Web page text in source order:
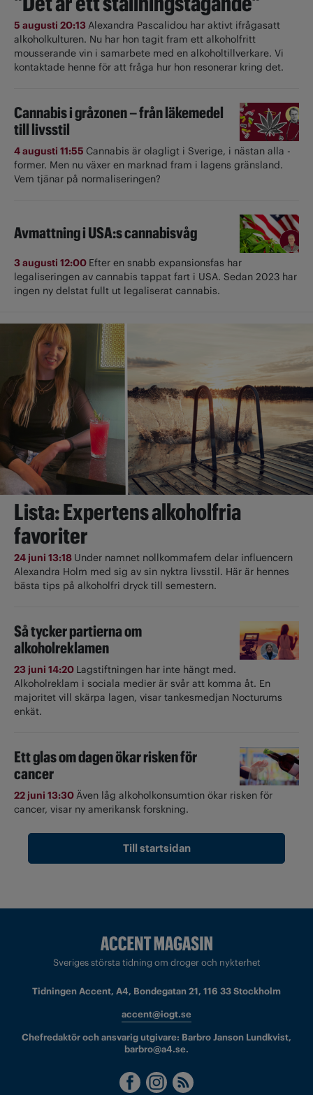
5 augusti 20:13Alexandra Pascalidou har aktivt ifrågasatt
alkoholkulturen. Nu har hon tagit fram ett alkoholfritt
mousserande vin i samarbete med en alkoholtillverkare. Vi
kontaktade henne för att fråga hur hon resonerar kring det.
Cannabis i gråzonen – från läkemedel
till livsstil
4 augusti 11:55 Cannabis är olagligt i ­Sverige, i nästan alla ­
former. Men nu växer en marknad fram i lagens gränsland.
Vem tjänar på normaliseringen?
Avmattning i USA:s cannabisvåg
3 augusti 12:00 Efter en snabb expansionsfas har
legaliseringen av cannabis tappat fart i USA. Sedan 2023 har
ingen ny delstat fullt ut ­legaliserat cannabis.
Lista: Expertens alkoholfria
favoriter
24 juni 13:18 Under namnet nollkommafem delar influencern
Alexandra Holm med sig av sin nyktra livsstil. Här är hennes
bästa tips på alkoholfri dryck till semestern.
Så tycker partierna om
alkoholreklamen
23 juni 14:20 Lagstiftningen har inte hängt med.
Alkoholreklam i sociala medier är svår att komma åt. En
majoritet vill skärpa lagen, visar tankesmedjan Nocturums
enkät.
Ett glas om dagen ökar risken för
cancer
22 juni 13:30Även låg alkoholkonsumtion ökar risken för
cancer, visar ny amerikansk forskning.
Till startsidan
Sveriges största tidning om droger och nykterhet
Tidningen Accent, A4, Bondegatan 21, 116 33 Stockholm
accent@iogt.se
Chefredaktör och ansvarig utgivare: Barbro Janson Lundkvist,
barbro@a4.se.